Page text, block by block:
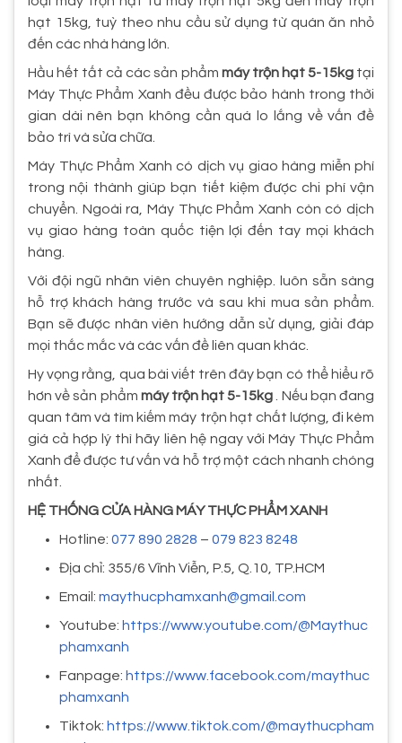
hạt 15kg, tuỳ theo nhu cầu sử dụng từ quán ăn nhỏ
đến các nhà hàng lớn.
Hầu hết tất cả các sản phẩm máy trộn hạt 5-15kgtại
Máy Thực Phẩm Xanh đều được bảo hành trong thời
gian dài nên bạn không cần quá lo lắng về vấn đề
bảo trì và sửa chữa.
Máy Thực Phẩm Xanh có dịch vụ giao hàng miễn phí
trong nội thành giúp bạn tiết kiệm được chi phí vận
chuyển. Ngoài ra, Máy Thực Phẩm Xanh còn có dịch
vụ giao hàng toàn quốc tiện lợi đến tay mọi khách
hàng.
Với đội ngũ nhân viên chuyên nghiệp. luôn sẵn sàng
hỗ trợ khách hàng trước và sau khi mua sản phẩm.
Bạn sẽ được nhân viên hướng dẫn sử dụng, giải đáp
mọi thắc mắc và các vấn đề liên quan khác.
Hy vọng rằng, qua bài viết trên đây bạn có thể hiểu rõ
hơn về sản phẩm máy trộn hạt 5-15kg. Nếu bạn đang
quan tâm và tìm kiếm máy trộn hạt chất lượng, đi kèm
giá cả hợp lý thì hãy liên hệ ngay với Máy Thực Phẩm
Xanh để được tư vấn và hỗ trợ một cách nhanh chóng
nhất.
HỆ THỐNG CỬA HÀNG MÁY THỰC PHẨM XANH
Hotline: 077 890 2828 – 079 823 8248
Địa chỉ: 355/6 Vĩnh Viễn, P.5, Q.10, TP.HCM
Email: maythucphamxanh@gmail.com
Youtube: https://www.youtube.com/@Maythuc
phamxanh
Fanpage: https://www.facebook.com/maythuc
phamxanh
Tiktok: https://www.tiktok.com/@maythucpham